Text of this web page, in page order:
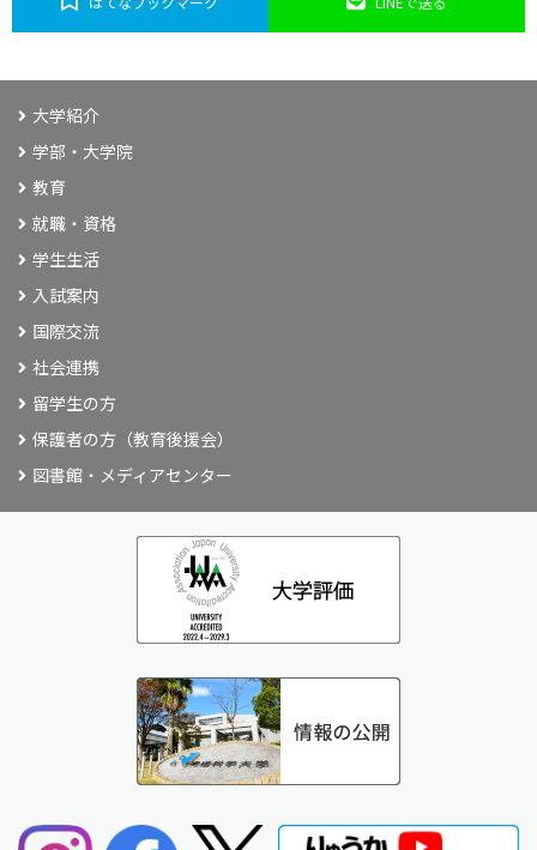
大学紹介
学部・大学院
教育
就職・資格
学生生活
入試案内
国際交流
社会連携
留学生の方
保護者の方（教育後援会）
図書館・メディアセンター